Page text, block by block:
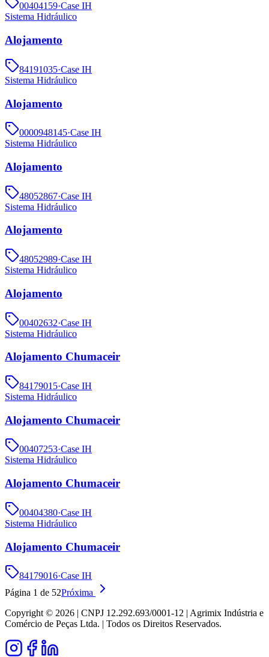
00404159·Case IH
Sistema Hidráulico
Alojamento
84191035·Case IH
Sistema Hidráulico
Alojamento
0000948145·Case IH
Sistema Hidráulico
Alojamento
48052867·Case IH
Sistema Hidráulico
Alojamento
48052989·Case IH
Sistema Hidráulico
Alojamento
00402632·Case IH
Sistema Hidráulico
Alojamento Chumaceir
84179015·Case IH
Sistema Hidráulico
Alojamento Chumaceir
00407253·Case IH
Sistema Hidráulico
Alojamento Chumaceir
00404380·Case IH
Sistema Hidráulico
Alojamento Chumaceir
84179016·Case IH
Página 1 de 52Próxima
Copyright © 2026 | CNPJ 12.292.693/0001-12 | Agrimix Indústria e
Comércio de Peças Ltda. | Todos os Direitos Reservados.